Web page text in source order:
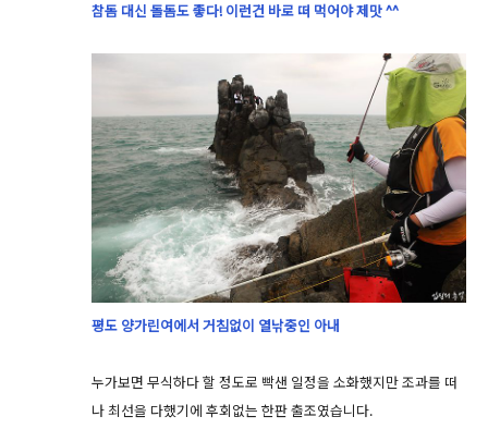
참돔 대신 돌돔도 좋다! 이런건 바로 떠 먹어야 제맛 ^^
평도 양가린여에서 거침없이 열낚중인 아내
누가보면 무식하다 할 정도로 빡샌 일정을 소화했지만 조과를 떠
나 최선을 다했기에 후회없는 한판 출조였습니다.